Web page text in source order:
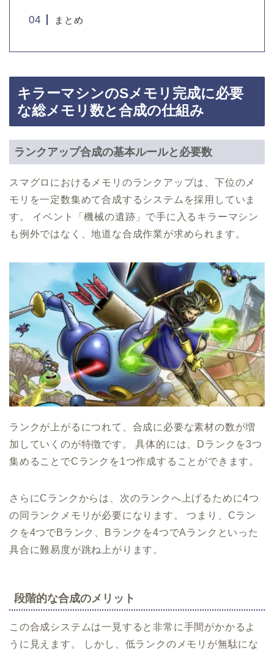
まとめ
キラーマシンのSメモリ完成に必要
な総メモリ数と合成の仕組み
ランクアップ合成の基本ルールと必要数
スマグロにおけるメモリのランクアップは、下位のメ
モリを一定数集めて合成するシステムを採用していま
す。 イベント「機械の遺跡」で手に入るキラーマシン
も例外ではなく、地道な合成作業が求められます。
ランクが上がるにつれて、合成に必要な素材の数が増
加していくのが特徴です。 具体的には、Dランクを3つ
集めることでCランクを1つ作成することができます。
さらにCランクからは、次のランクへ上げるために4つ
の同ランクメモリが必要になります。 つまり、Cラン
クを4つでBランク、Bランクを4つでAランクといった
具合に難易度が跳ね上がります。
段階的な合成のメリット
この合成システムは一見すると非常に手間がかかるよ
うに見えます。 しかし、低ランクのメモリが無駄にな